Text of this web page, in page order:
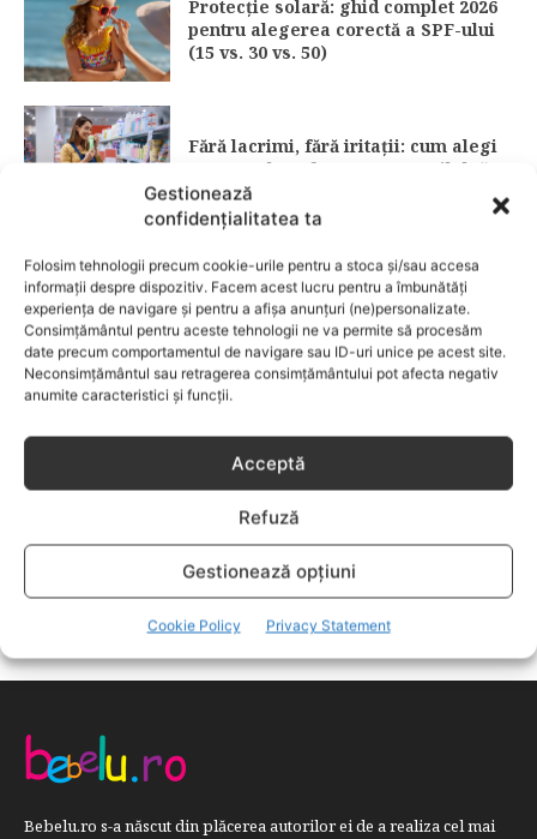
Gestionează
confidențialitatea ta
Folosim tehnologii precum cookie-urile pentru a stoca și/sau accesa
informații despre dispozitiv. Facem acest lucru pentru a îmbunătăți
experiența de navigare și pentru a afișa anunțuri (ne)personalizate.
Consimțământul pentru aceste tehnologii ne va permite să procesăm
date precum comportamentul de navigare sau ID-uri unice pe acest site.
Neconsimțământul sau retragerea consimțământului pot afecta negativ
anumite caracteristici și funcții.
Acceptă
Refuză
Gestionează opțiuni
Cookie Policy Privacy Statement
Protecție solară: ghid complet 2026
pentru alegerea corectă a SPF-ului
(15 vs. 30 vs. 50)
Fără lacrimi, fără iritații: cum alegi
șamponul perfect pentru copilul tău
CATEGORII POPULARE
EVENIMENTE
741
LIFESTYLE
COPII
634
FAMILIA
582
DEZVOLTAREA COPILULUI
COMPORTAMENT
294
Bebelu.ro s-a născut din plăcerea autorilor ei de a realiza cel mai